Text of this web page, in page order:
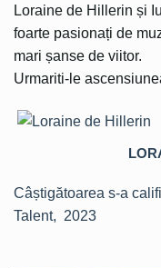
Loraine de Hillerin și
foarte pasionați de
mari șanse de viitor.
Urmariti-le
Câștigătoarea s-a
Talent, 2023